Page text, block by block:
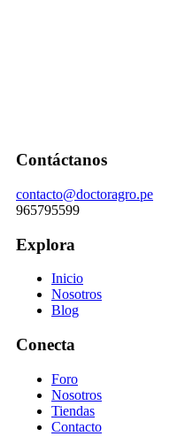
Contáctanos
contacto@doctoragro.pe
965795599
Explora
Inicio
Nosotros
Blog
Conecta
Foro
Nosotros
Tiendas
Contacto